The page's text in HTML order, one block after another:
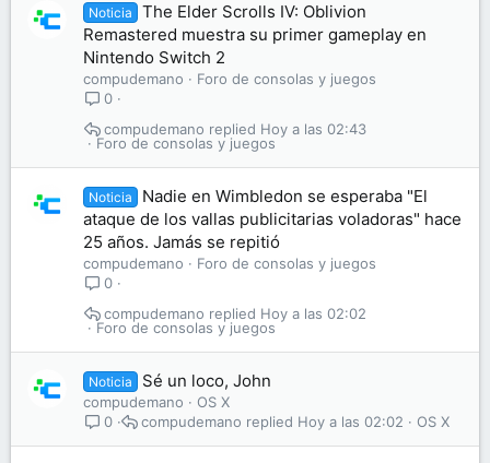
Noticia
The Elder Scrolls IV: Oblivion
Remastered muestra su primer gameplay en
Nintendo Switch 2
compudemano
Foro de consolas y juegos
0
Foro de consolas y juegos
Hoy a las 02:43
compudemano
Noticia
Nadie en Wimbledon se esperaba "El
ataque de los vallas publicitarias voladoras" hace
25 años. Jamás se repitió
compudemano
Foro de consolas y juegos
0
Foro de consolas y juegos
Hoy a las 02:02
compudemano
Noticia Sé un loco, John
compudemano
OS X
0
OS X
Hoy a las 02:02
compudemano